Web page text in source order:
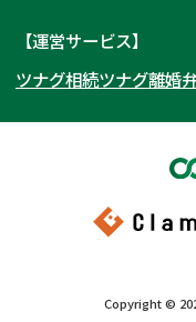
秋田県
福島県
埼玉県
茨城県
愛知県
岐阜県
関西
大阪府
北陸・甲信越
九州・沖縄
相続手続き
家族信託
不動産評価(相続不
【運営サービス】
ツナグ相続ツナグ離婚
Copyright ©